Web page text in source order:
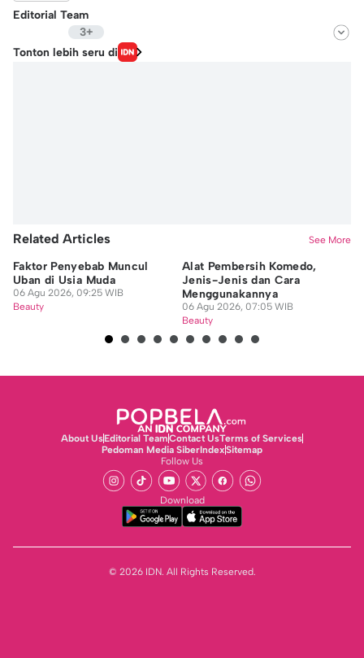
Editorial Team
3+
Editor
Jennifer Alexis Tanjung
Tonton lebih seru di
Related Articles See More
Faktor Penyebab Muncul
Uban di Usia Muda
06 Agu 2026, 09:25 WIB
Beauty
Alat Pembersih Komedo,
Jenis-Jenis dan Cara
Menggunakannya
06 Agu 2026, 07:05 WIB
Beauty
About UsEditorial TeamContact UsTerms of Services
Pedoman Media SiberIndexSitemap
Follow Us
Download
© 2026 IDN. All Rights Reserved.